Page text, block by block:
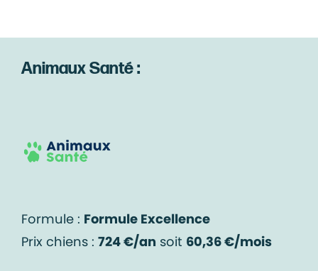
Animaux Santé :
Formule : Formule Excellence
Prix chiens : 724 €/an soit 60,36 €/mois